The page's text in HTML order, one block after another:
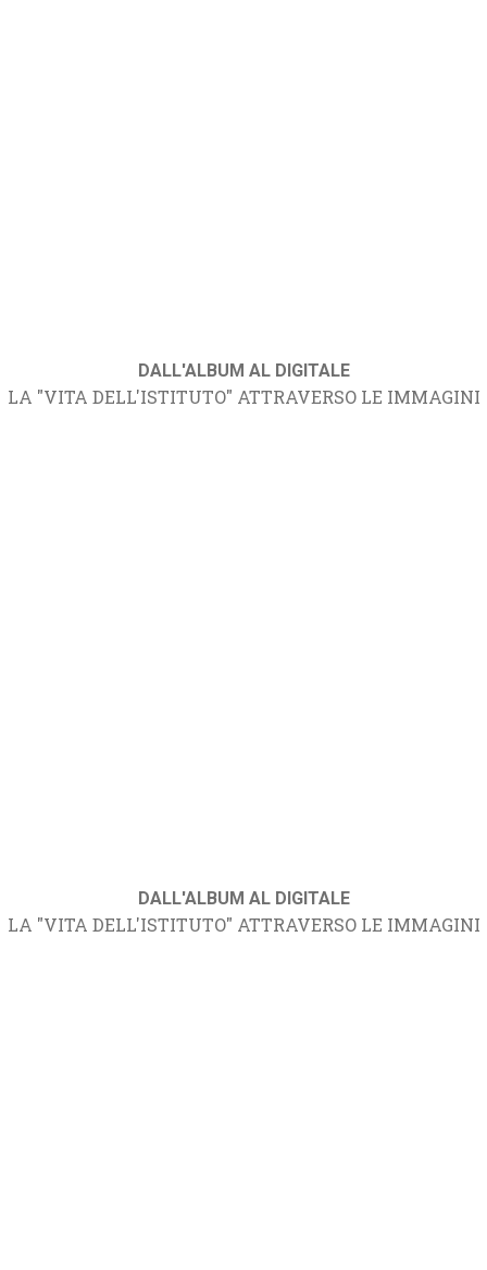
DALL'ALBUM AL DIGITALE
LA "VITA DELL'ISTITUTO" ATTRAVERSO LE IMMAGINI
DALL'ALBUM AL DIGITALE
LA "VITA DELL'ISTITUTO" ATTRAVERSO LE IMMAGINI